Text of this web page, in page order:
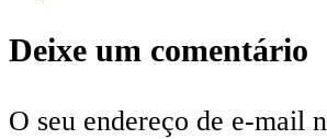
Deixe um comentário
O seu endereço de e-mail